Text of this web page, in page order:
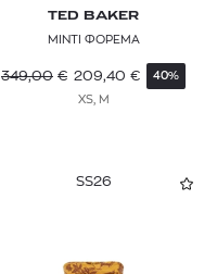
TED BAKER
ΜΙΝΤΙ ΦΟΡΕΜΑ
349,00 € 209,40 € 40%
XS, M
SS26